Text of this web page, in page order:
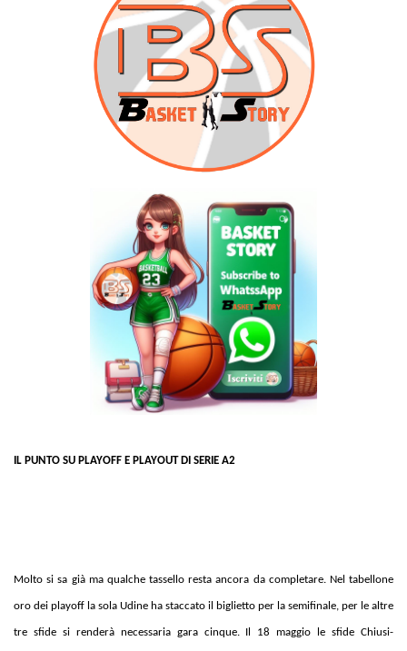
IL PUNTO SU PLAYOFF E PLAYOUT DI SERIE A2
Molto si sa già ma qualche tassello resta ancora da completare. Nel tabellone
oro dei playoff la sola Udine ha staccato il biglietto per la semifinale, per le altre
tre sfide si renderà necessaria gara cinque. Il 18 maggio le sfide Chiusi-